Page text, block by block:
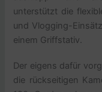
unterstützt die
und Vlogging-
einem Griffstativ.
Der eigens dafür
die rückseitigen